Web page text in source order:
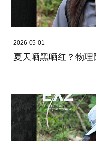
2026-05-01
夏天晒黑晒红？物